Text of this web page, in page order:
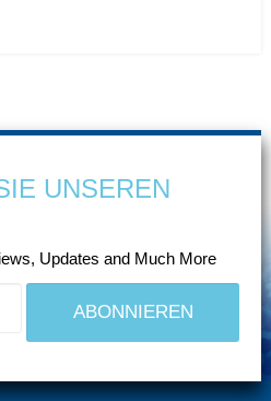
UNSEREN
Updates and Much More